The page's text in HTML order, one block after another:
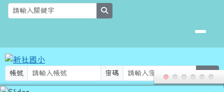
跳至主內容區
新社國小
帳號 密碼 登入